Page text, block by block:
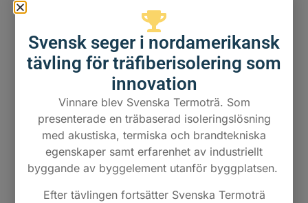
ullamcorper mattis, pulvinar dapibus leo.
Add Your Heading Text Here
Lorem ipsum dolor sit amet, consectetur
adipiscing elit. Ut elit tellus, luctus nec
ullamcorper mattis, pulvinar dapibus leo.
Svensk seger i nordamerikansk
tävling för träfiberisolering som
innovation
Vinnare blev Svenska Termoträ. Som
presenterade en träbaserad isoleringslösning
med akustiska, termiska och brandtekniska
egenskaper samt erfarenhet av industriellt
byggande av byggelement utanför byggplatsen.
Efter tävlingen fortsätter Svenska Termoträ